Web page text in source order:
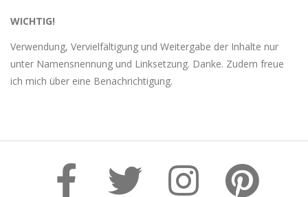
WICHTIG!
Verwendung, Vervielfältigung und Weitergabe der Inhalte nur
unter Namensnennung und Linksetzung. Danke. Zudem freue
ich mich über eine Benachrichtigung.